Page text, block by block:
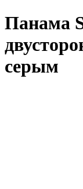
Панама
серым